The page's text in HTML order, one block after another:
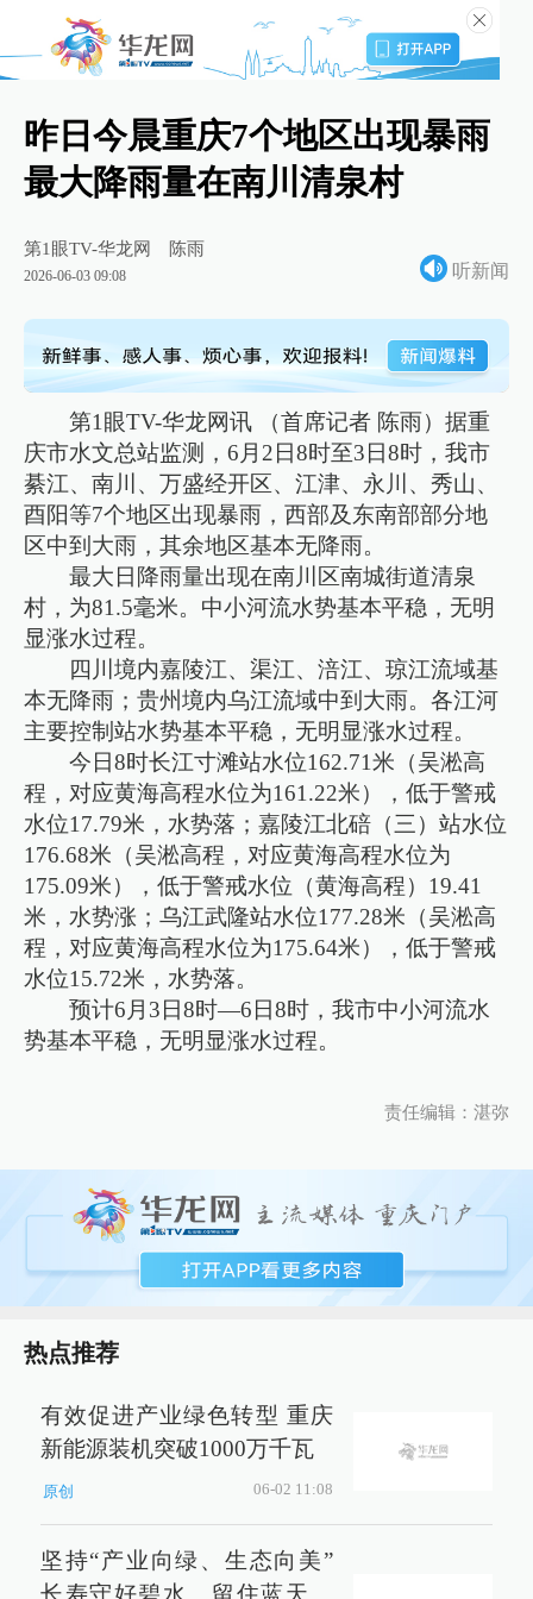
昨日今晨重庆7个地区出现暴雨
最大降雨量在南川清泉村
第1眼TV-华龙网 陈雨
2026-06-03 09:08 听新闻
第1眼TV-华龙网讯 （首席记者 陈雨）据重
庆市水文总站监测，6月2日8时至3日8时，我市
綦江、南川、万盛经开区、江津、永川、秀山、
酉阳等7个地区出现暴雨，西部及东南部部分地
区中到大雨，其余地区基本无降雨。
最大日降雨量出现在南川区南城街道清泉
村，为81.5毫米。中小河流水势基本平稳，无明
显涨水过程。
四川境内嘉陵江、渠江、涪江、琼江流域基
本无降雨；贵州境内乌江流域中到大雨。各江河
主要控制站水势基本平稳，无明显涨水过程。
今日8时长江寸滩站水位162.71米（吴淞高
程，对应黄海高程水位为161.22米），低于警戒
水位17.79米，水势落；嘉陵江北碚（三）站水位
176.68米（吴淞高程，对应黄海高程水位为
175.09米），低于警戒水位（黄海高程）19.41
米，水势涨；乌江武隆站水位177.28米（吴淞高
程，对应黄海高程水位为175.64米），低于警戒
水位15.72米，水势落。
预计6月3日8时—6日8时，我市中小河流水
势基本平稳，无明显涨水过程。
责任编辑：湛弥
热点推荐
有效促进产业绿色转型 重庆
新能源装机突破1000万千瓦
原创 06-02 11:08
坚持“产业向绿、生态向美”